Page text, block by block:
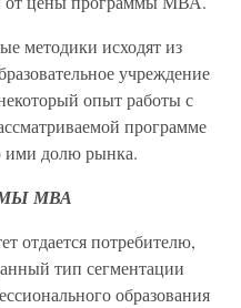
методики исходят из
учреждение
опыт работы с
программе
ими долю рынка.
МВА
отдается потребителю,
тип сегментации
образования